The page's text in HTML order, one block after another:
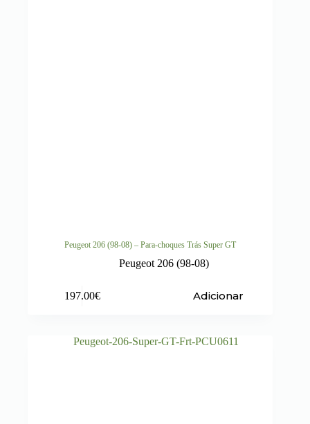
Peugeot 206 (98-08) – Para-choques Trás Super GT
Peugeot 206 (98-08)
197.00€ Adicionar